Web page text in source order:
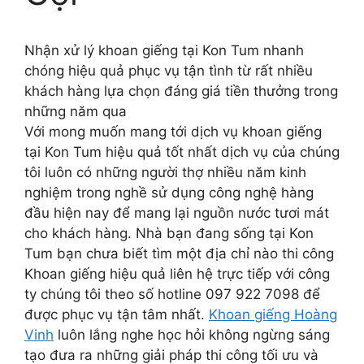
Nhận xử lý khoan giếng tại Kon Tum nhanh
chóng hiệu quả phục vụ tận tình từ rất nhiều
khách hàng lựa chọn đáng giá tiền thưởng trong
những năm qua
Với mong muốn mang tới dịch vụ khoan giếng
tại Kon Tum hiệu quả tốt nhất dịch vụ của chúng
tôi luôn có những người thợ nhiều năm kinh
nghiệm trong nghề sử dụng công nghệ hàng
đầu hiện nay để mang lại nguồn nước tươi mát
cho khách hàng. Nhà bạn đang sống tại Kon
Tum bạn chưa biết tìm một địa chỉ nào thi công
Khoan giếng hiệu quả liên hệ trực tiếp với công
ty chúng tôi theo số hotline 097 922 7098 để
được phục vụ tận tâm nhất. Khoan giếng Hoàng
Vinh luôn lắng nghe học hỏi không ngừng sáng
tạo đưa ra những giải pháp thi công tối ưu và